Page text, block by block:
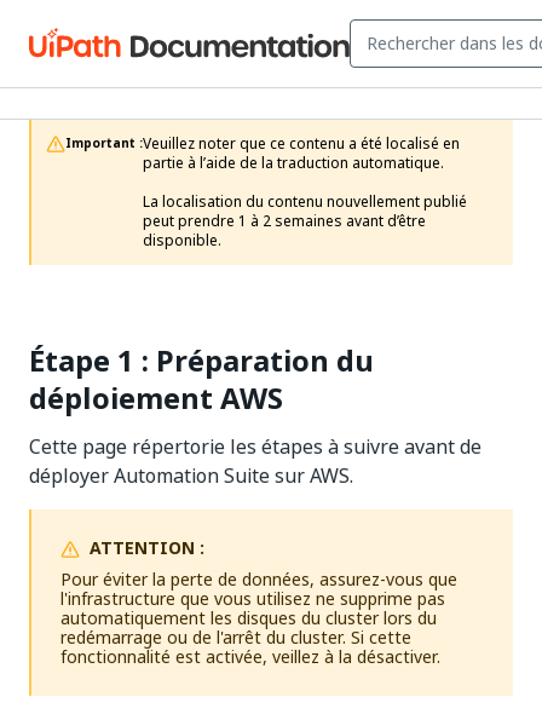
Important :Veuillez noter que ce contenu a été localisé en
partie à l’aide de la traduction automatique.
La localisation du contenu nouvellement publié
peut prendre 1 à 2 semaines avant d’être
disponible.
Étape 1 : Préparation du
déploiement AWS
Cette page répertorie les étapes à suivre avant de
déployer Automation Suite sur AWS.
ATTENTION :
Pour éviter la perte de données, assurez-vous que
l'infrastructure que vous utilisez ne supprime pas
automatiquement les disques du cluster lors du
redémarrage ou de l'arrêt du cluster. Si cette
fonctionnalité est activée, veillez à la désactiver.